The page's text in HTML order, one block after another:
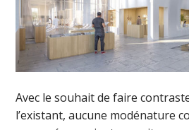
Avec le souhait de faire
l’existant, aucune modénature